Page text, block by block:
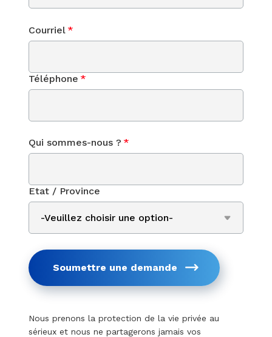
Courriel *
Téléphone *
Qui sommes-nous ? *
Etat / Province
Soumettre une demande
Nous prenons la protection de la vie privée au
sérieux et nous ne partagerons jamais vos